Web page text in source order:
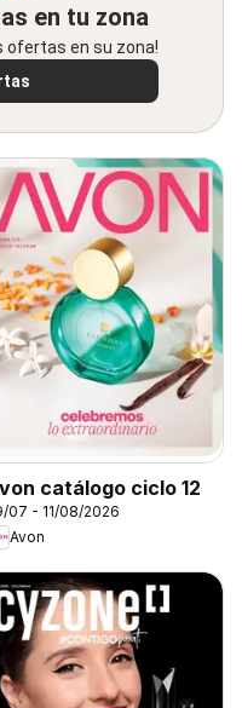
en tu zona
ofertas en su zona!
catálogo ciclo 12
07 - 11/08/2026
Avon